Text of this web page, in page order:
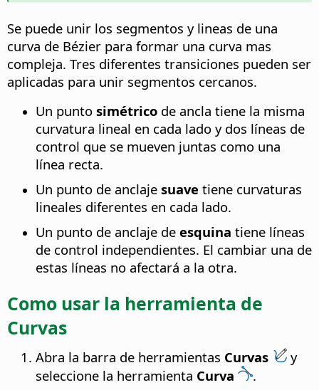
Se puede unir los segmentos y lineas de una
curva de Bézier para formar una curva mas
compleja. Tres diferentes transiciones pueden ser
aplicadas para unir segmentos cercanos.
Un punto simétrico de ancla tiene la misma
curvatura lineal en cada lado y dos líneas de
control que se mueven juntas como una
línea recta.
Un punto de anclaje suave tiene curvaturas
lineales diferentes en cada lado.
Un punto de anclaje de esquina tiene líneas
de control independientes. El cambiar una de
estas líneas no afectará a la otra.
Como usar la herramienta de
Curvas
Abra la barra de herramientas Curvas
y
seleccione la herramienta Curva
.